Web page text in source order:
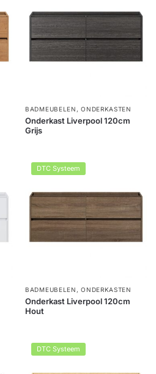
BADMEUBELEN ,ONDERKASTEN
Onderkast Liverpool 120cm
Grijs
DTC Systeem
BADMEUBELEN ,ONDERKASTEN
Onderkast Liverpool 120cm
Hout
DTC Systeem